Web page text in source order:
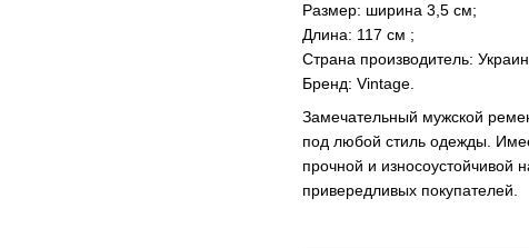
Размер: ширина 3,5 см;
Длина: 117 см ;
Страна производитель:
Бренд: Vintage.
Замечательный мужской
под любой стиль одежды.
прочной и износоустойчивой
привередливых покупателей.